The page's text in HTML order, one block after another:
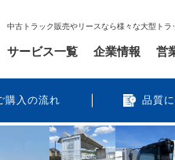
中古トラック販売やリースなら様々な大型ト
購入の流れ 品質
サービス一覧 企業情報 営